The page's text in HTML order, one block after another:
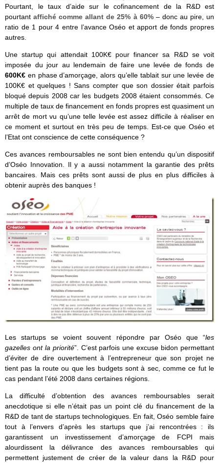
Pourtant, le taux d’aide sur le cofinancement de la R&D est
pourtantaffiché comme allant de 25% à 60%– donc au pire, un
ratio de 1 pour 4 entre l’avance Oséo et apport de fonds propres
autres.
Une startup qui attendait 100K€ pour financer sa R&D se voit
imposée du jour au lendemain de faire une levée de fonds de
600K€ en phase d’amorçage, alors qu’elle tablait sur une levée de
100K€ et quelques ! Sans compter que son dossier était parfois
bloqué depuis 2008 car les budgets 2008 étaient consommés. Ce
multiple de taux de financement en fonds propres est quasiment un
arrêt de mort vu qu’une telle levée est assez difficile à réaliser en
ce moment et surtout en très peu de temps. Est-ce que Oséo et
l’Etat ont conscience de cette conséquence ?
Ces avances remboursables ne sont bien entendu qu’un dispositif
d’Oséo Innovation. Il y a aussi notamment la garantie des prêts
bancaires. Mais ces prêts sont aussi de plus en plus difficiles à
obtenir auprès des banques !
Les startups se voient souvent répondre par Oséo que “les
gazelles ont la priorité”. C’est parfois une excuse bidon permettant
d’éviter de dire ouvertement à l’entrepreneur que son projet ne
tient pas la route ou que les budgets sont à sec, comme ce fut le
cas pendant l’été 2008 dans certaines régions.
La difficulté d’obtention des avances remboursables serait
anecdotique si elle n’était pas un point clé du financement de la
R&D de tant de startups technologiques. En fait, Oséo semble faire
tout à l’envers d’après les startups que j’ai rencontrées : ils
garantissent un investissement d’amorçage de FCPI mais
alourdissent la délivrance des avances remboursables qui
permettent justement de créer de la valeur dans la R&D pour